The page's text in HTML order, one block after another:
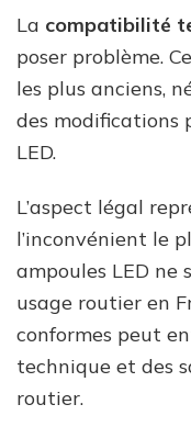
La compatibilité
poser problème.
les plus anciens,
des modifications
LED.
L’aspect légal
l’inconvénient le
ampoules LED ne
usage routier en
conformes peut
technique et des
routier.